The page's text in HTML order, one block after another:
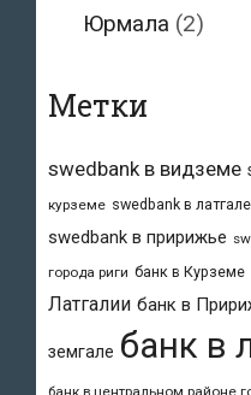
Юрмала (2)
Метки
swedbank в видземе
курземе swedbank в латгале
swedbank в пририжье
города риги банк в Курземе
Латгалии банк в
земгале банк в
банк в центральном районе